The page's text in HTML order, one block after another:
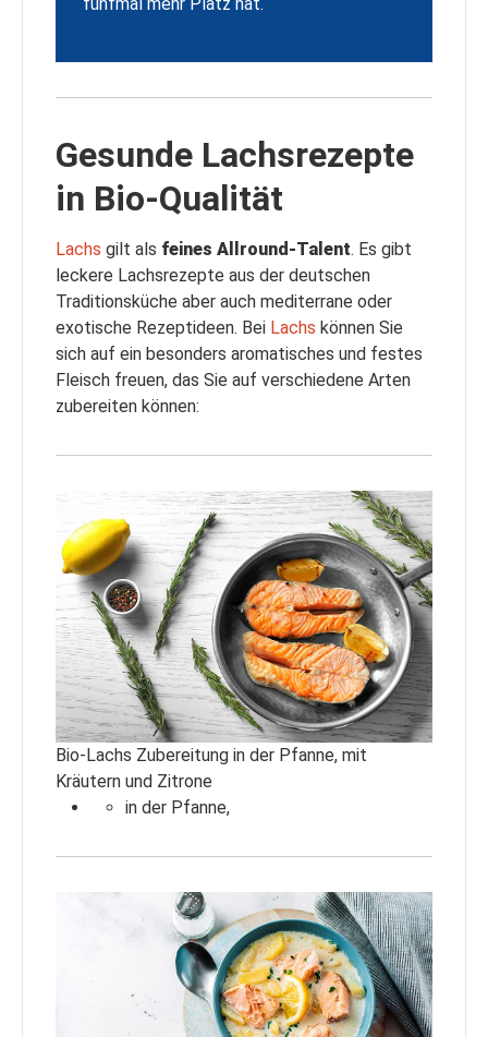
Gesunde Lachsrezepte
in Bio-Qualität
Lachs gilt als feines Allround-Talent. Es gibt
leckere Lachsrezepte aus der deutschen
Traditionsküche aber auch mediterrane oder
exotische Rezeptideen. Bei Lachs können Sie
sich auf ein besonders aromatisches und festes
Fleisch freuen, das Sie auf verschiedene Arten
zubereiten können:
Bio-Lachs Zubereitung in der Pfanne, mit
Kräutern und Zitrone
in der Pfanne,